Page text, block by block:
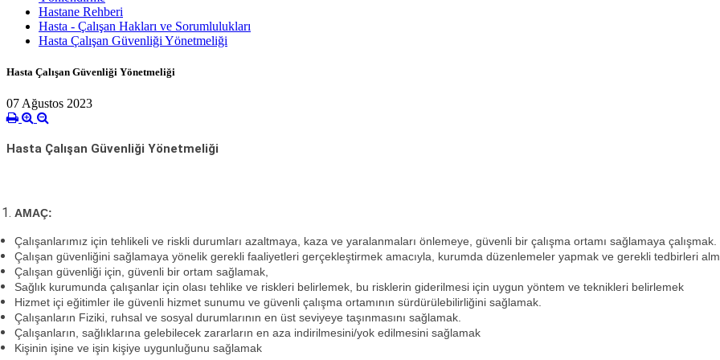
Hastane Rehberi
Hasta - Çalışan Hakları ve Sorumlulukları
Hasta Çalışan Güvenliği Yönetmeliği
Hasta Çalışan Güvenliği Yönetmeliği
07 Ağustos 2023
Hasta Çalışan Güvenliği Yönetmeliği
AMAÇ:
Çalışanlarımız için tehlikeli ve riskli durumları azaltmaya, kaza ve yaralanmaları önlemeye, güvenli bir çalışma ortamı sağlamaya çalışmak.
Çalışan güvenliğini sağlamaya yönelik gerekli faaliyetleri gerçekleştirmek amacıyla, kurumda düzenlemeler yapmak ve gerekli tedbirleri
Çalışan güvenliği için, güvenli bir ortam sağlamak,
Sağlık kurumunda çalışanlar için olası tehlike ve riskleri belirlemek, bu risklerin giderilmesi için uygun yöntem ve teknikleri belirlemek
Hizmet içi eğitimler ile güvenli hizmet sunumu ve güvenli çalışma ortamının sürdürülebilirliğini sağlamak.
Çalışanların Fiziki, ruhsal ve sosyal durumlarının en üst seviyeye taşınmasını sağlamak.
Çalışanların, sağlıklarına gelebilecek zararların en aza indirilmesini/yok edilmesini sağlamak
Kişinin işine ve işin kişiye uygunluğunu sağlamak